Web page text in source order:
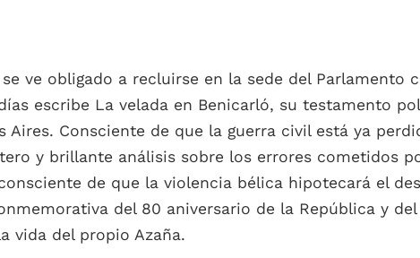
ve obligado a recluirse en la sede del Parlamento
escribe La velada en Benicarló, su testamento
Aires. Consciente de que la guerra civil está ya
y brillante análisis sobre los errores cometidos
de que la violencia bélica hipotecará el
del 80 aniversario de la República y
vida del propio Azaña.